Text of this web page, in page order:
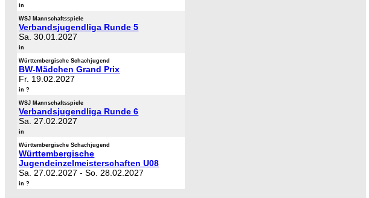
in
WSJ Mannschaftsspiele
Verbandsjugendliga Runde 5
Sa. 30.01.2027
in
Württembergische Schachjugend
BW-Mädchen Grand Prix
Fr. 19.02.2027
in ?
WSJ Mannschaftsspiele
Verbandsjugendliga Runde 6
Sa. 27.02.2027
in
Württembergische Schachjugend
Württembergische
Jugendeinzelmeisterschaften U08
Sa. 27.02.2027 -So. 28.02.2027
in ?